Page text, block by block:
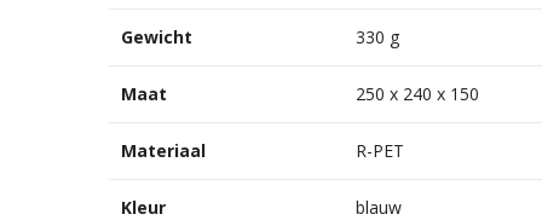
Gewicht 330 g
Maat 250 x 240 x 150
Materiaal R-PET
Kleur blauw